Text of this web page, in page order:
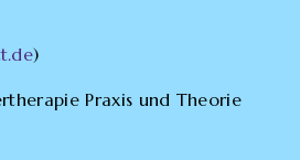
)
Praxis und Theorie